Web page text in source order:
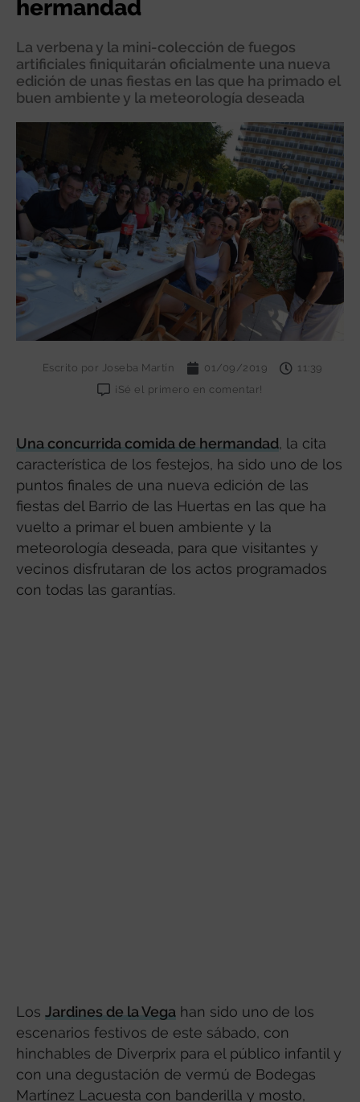
hermandad
La verbena y la mini-colección de fuegos
artificiales finiquitarán oficialmente una nueva
edición de unas fiestas en las que ha primado el
buen ambiente y la meteorología deseada
Escrito por Joseba Martín 01/09/2019
11:39
¡Sé el primero en comentar!
Una concurrida comida de hermandad, la cita
característica de los festejos, ha sido uno de los
puntos finales de una nueva edición de las
fiestas del Barrio de las Huertas en las que ha
vuelto a primar el buen ambiente y la
meteorología deseada, para que visitantes y
vecinos disfrutaran de los actos programados
con todas las garantías.
Los Jardines de la Vega han sido uno de los
escenarios festivos de este sábado, con
hinchables de Diverprix para el público infantil y
con una degustación de vermú de Bodegas
Martínez Lacuesta con banderilla y mosto,